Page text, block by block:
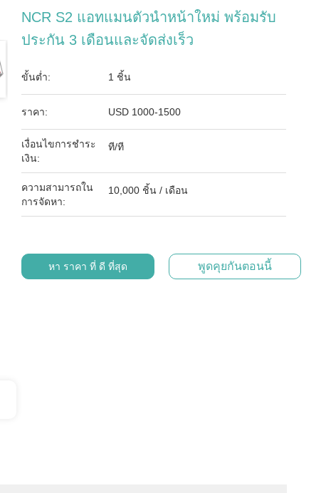
NCR S2 แอทแมนตัวนําหน้าใหม่ พร้อมรับ
ประกัน 3 เดือนและจัดส่งเร็ว
ขั้นต่ำ: 1 ชิ้น
ราคา: USD 1000-1500
เงื่อนไขการชำระ
เงิน:
ที/ที
ความสามารถใน
การจัดหา:
10,000 ชิ้น / เดือน
หา ราคา ที่ ดี ที่สุด พูดคุยกันตอนนี้